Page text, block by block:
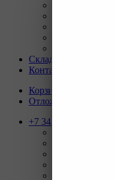
Склады
Контакты
Корзина
Отложенные
+7 343 247-83-62